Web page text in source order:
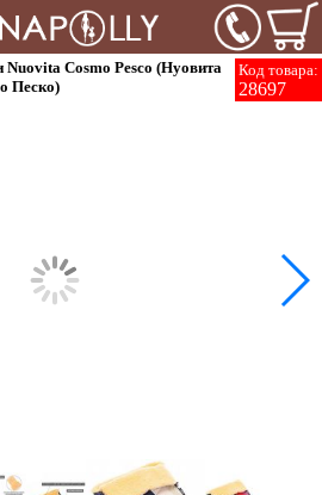
Код товара:
28697
Cosmo Pesco (Нуовита
Песко)